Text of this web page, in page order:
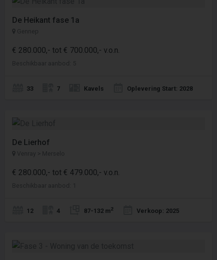
De Heikant fase 1a
Gennep
€ 280.000,- tot € 700.000,- v.o.n.
Beschikbaar aanbod: 5
33 7 Kavels Oplevering Start: 2028
De Lierhof
Venray > Merselo
€ 280.000,- tot € 479.000,- v.o.n.
Beschikbaar aanbod: 1
12 4 87-132 m2 Verkoop: 2025